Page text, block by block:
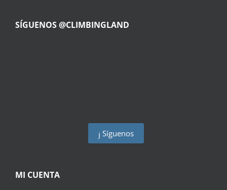
SÍGUENOS @CLIMBINGLAND
Síguenos
MI CUENTA